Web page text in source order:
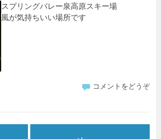
スプリングバレー泉高原スキー場
風が気持ちいい場所です
コメントをどうぞ